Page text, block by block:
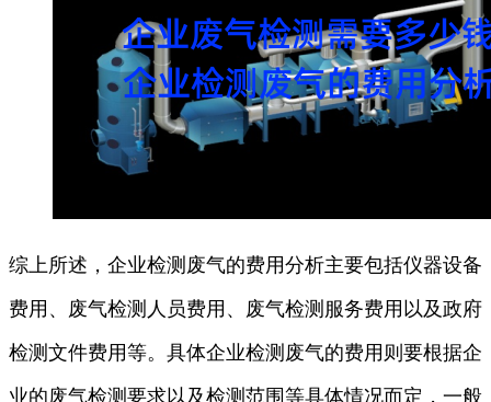
综上所述，企业检测废气的费用分析主要包括仪器设备
费用、废气检测人员费用、废气检测服务费用以及政府
检测文件费用等。具体企业检测废气的费用则要根据企
业的废气检测要求以及检测范围等具体情况而定，一般